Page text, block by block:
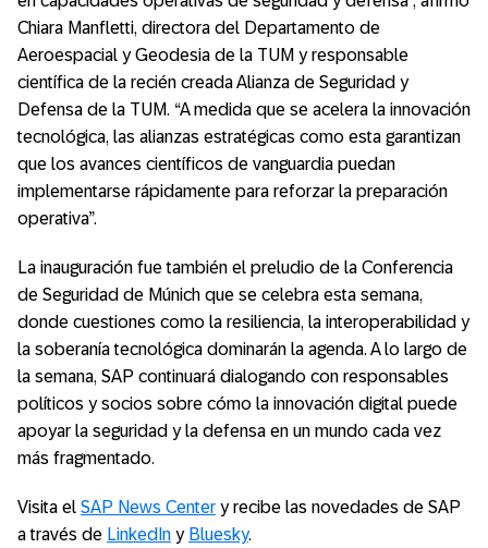
Chiara Manfletti, directora del Departamento de
Aeroespacial y Geodesia de la TUM y responsable
científica de la recién creada Alianza de Seguridad y
Defensa de la TUM. “A medida que se acelera la innovación
tecnológica, las alianzas estratégicas como esta garantizan
que los avances científicos de vanguardia puedan
implementarse rápidamente para reforzar la preparación
operativa”.
La inauguración fue también el preludio de la Conferencia
de Seguridad de Múnich que se celebra esta semana,
donde cuestiones como la resiliencia, la interoperabilidad y
la soberanía tecnológica dominarán la agenda. A lo largo de
la semana, SAP continuará dialogando con responsables
políticos y socios sobre cómo la innovación digital puede
apoyar la seguridad y la defensa en un mundo cada vez
más fragmentado.
Visita el SAP News Center y recibe las novedades de SAP
a través de LinkedIn y Bluesky.